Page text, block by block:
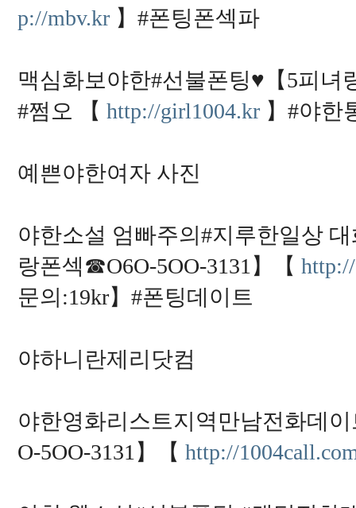
p://mbv.kr 】#폰팅폰섹파
맥심화보야한#선불폰팅♥【5피녀
#쩜오 【 http://girl1004.kr 】#야한
예쁜야한여자 사진
야한소설 엄빠주의#지루한일상
랑폰섹☎O6O-5OO-3131】【
문의:19kr】#폰팅데이트
야하니란제리닷컴
야한영화리스트지역만남전화데
O-5OO-3131】【 http://